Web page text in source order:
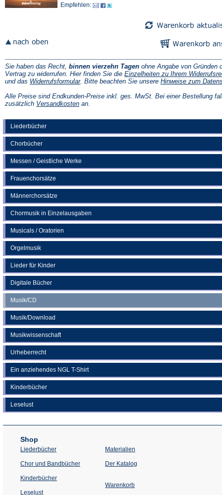
Liederbücher
Chorbücher
Messen / Geistliche Werke
Frauenchorsätze
Männerchorsätze
Chormusik in Einzelausgaben
Musicals / Oratorien
Orgelmusik
Lieder für Kinder
Digitale Bücher
Musik/CD
Musik/Download
Musikwissenschaft
Urheberrecht
Ein anziehendes NGL T-Shirt
Kinderbücher
Leselust
Empfehlen:
Sie haben das Recht, binnen vierzehn Tagen ohne Angabe von Gründen
Vertrag zu widerrufen. Hier finden Sie die Einzelheiten zu Ihrem
und das Widerrufsformular(Öffnet
einem
neuen
. Bitte beachten Sie unsere Hinweise zum
Alle Preise sind Endkunden-Preise inkl. ges. MwSt. Bei einer Bestellung
zusätzlich Versandkosten(Öffnet
an.
Shop
Liederbücher
Chor und Bandbücher
Kinderbücher
Leselust
Materialien
Der Katalog
Warenkorb